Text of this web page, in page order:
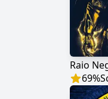
Raio
69%